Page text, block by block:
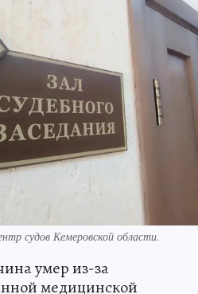
судов Кемеровской области.
умер из-за
медицинской